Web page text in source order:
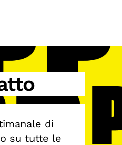
di
su tutte le